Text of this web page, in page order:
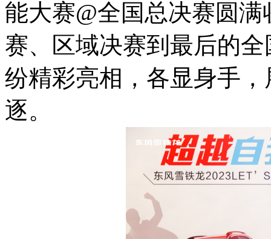
能大赛@全国总决赛圆
赛、区域决赛到最后的
纷精彩亮相，各显身手
逐。